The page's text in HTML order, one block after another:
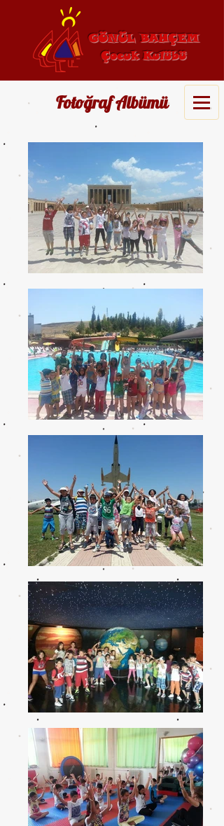
GÖNÜL BAHÇEM
Çocuk Kulübü
Fotoğraf Albümü